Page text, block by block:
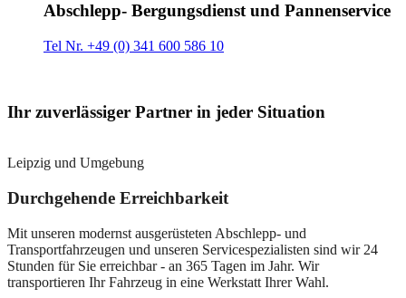
Abschlepp- Bergungsdienst und Pannenservice
Tel Nr. +49 (0) 341 600 586 10
Ihr zuverlässiger Partner in jeder Situation
Leipzig und Umgebung
Durchgehende Erreichbarkeit
Mit unseren modernst ausgerüsteten Abschlepp- und
Transportfahrzeugen und unseren Servicespezialisten sind wir 24
Stunden für Sie erreichbar - an 365 Tagen im Jahr. Wir
transportieren Ihr Fahrzeug in eine Werkstatt Ihrer Wahl.